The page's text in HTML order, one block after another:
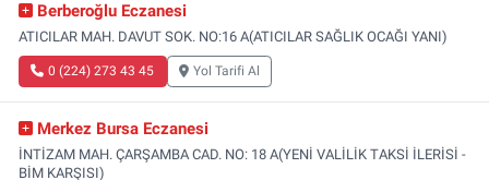
Berberoğlu Eczanesi
ATICILAR MAH. DAVUT SOK. NO:16 A(ATICILAR SAĞLIK OCAĞI YANI)
0 (224) 273 43 45 Yol Tarifi Al
Merkez Bursa Eczanesi
İNTİZAM MAH. ÇARŞAMBA CAD. NO: 18 A(YENİ VALİLİK TAKSİ İLERİSİ -
BİM KARŞISI)